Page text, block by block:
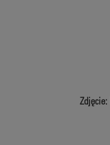
Zdjęcie: